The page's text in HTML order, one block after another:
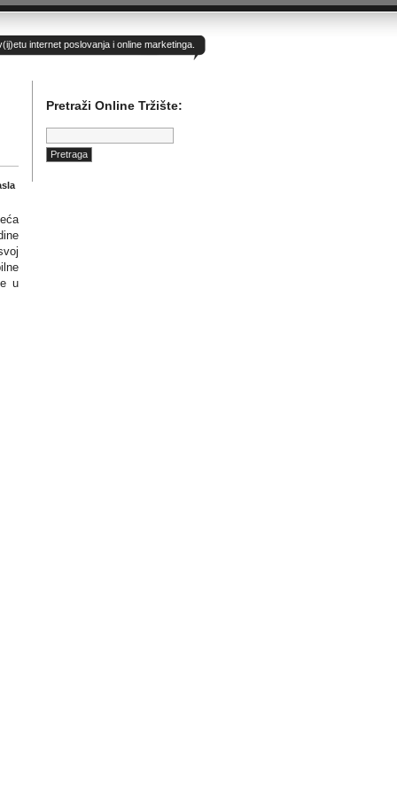
internet poslovanja i online marketinga.
u
Pretraži Online Tržište:
Pretraga: